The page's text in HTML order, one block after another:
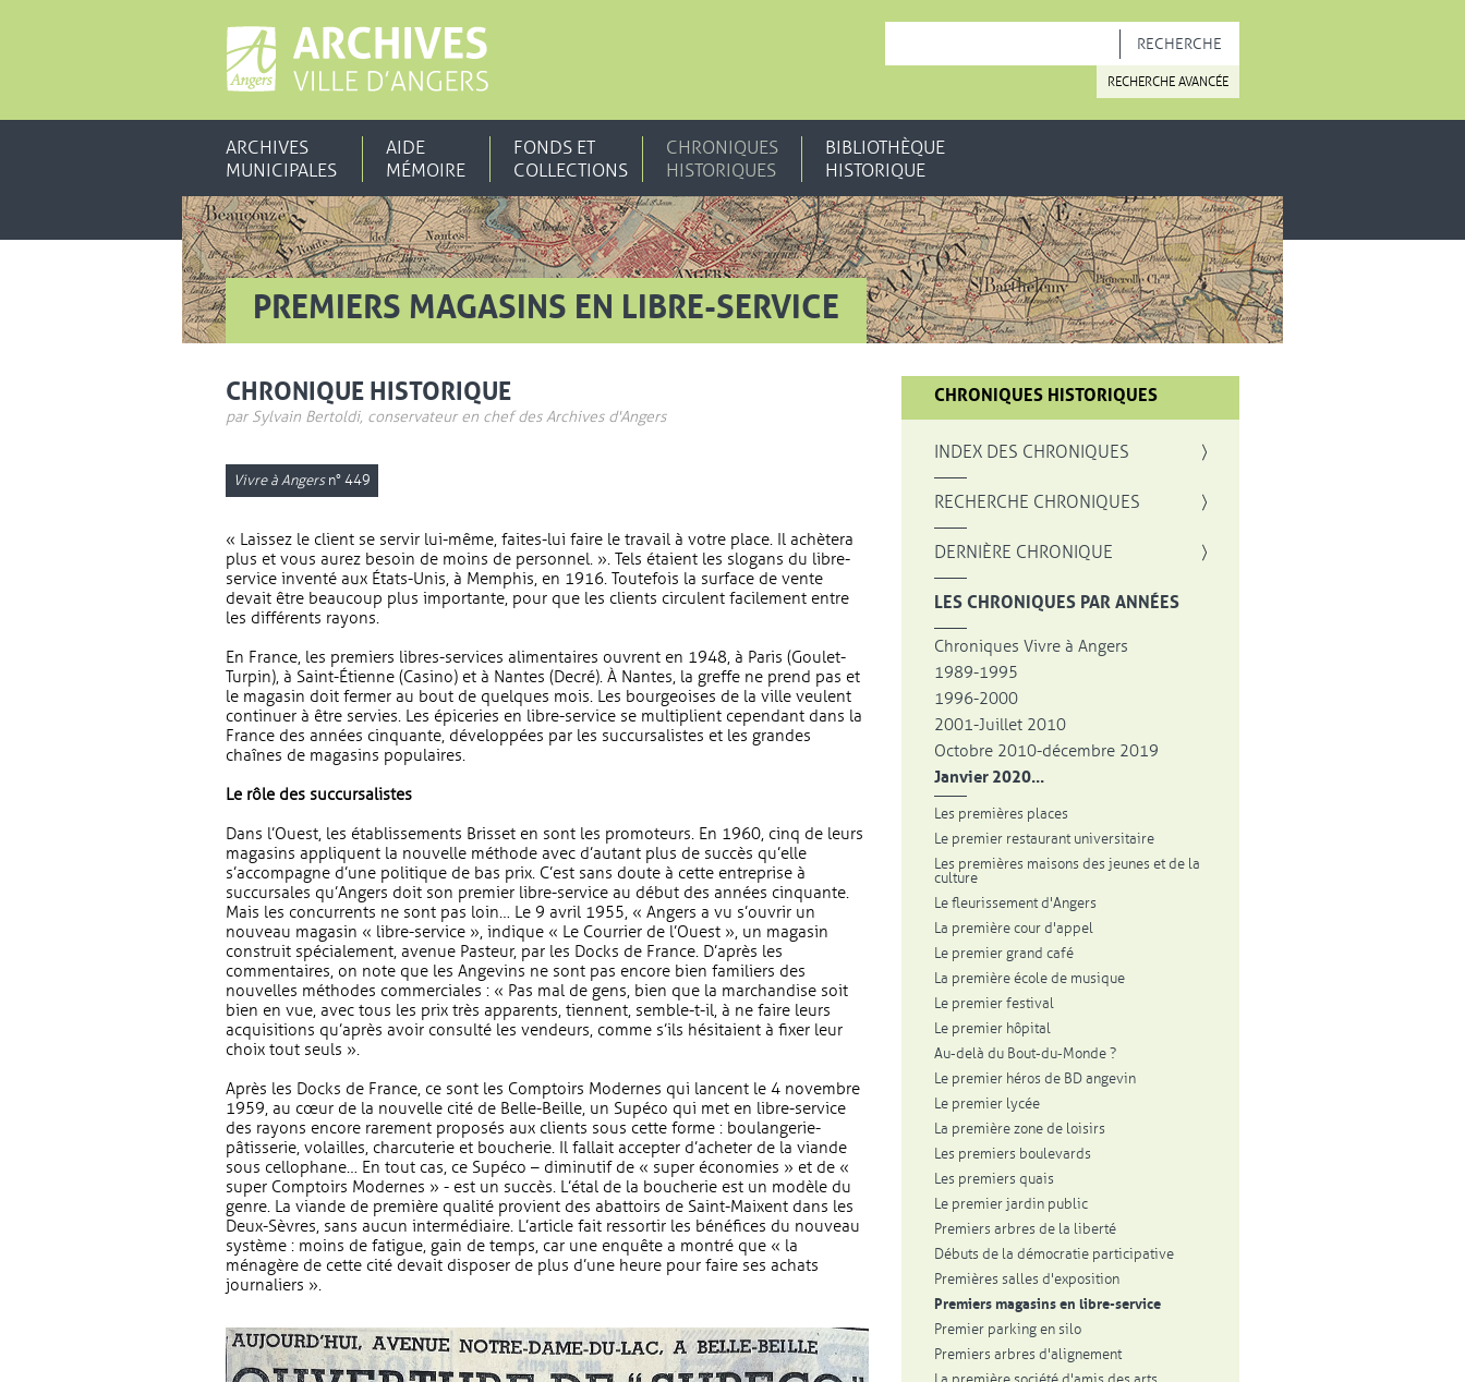
RECHERCHE AVANCÉE
ARCHIVES
MUNICIPALES
AIDE
MÉMOIRE
FONDS ET
COLLECTIONS
CHRONIQUES
HISTORIQUES
BIBLIOTHÈQUE
HISTORIQUE
PREMIERS MAGASINS EN LIBRE-SERVICE
CHRONIQUE HISTORIQUE
par Sylvain Bertoldi, conservateur en chef des Archives d'Angers
Vivre à Angersn° 449
« Laissez le client se servir lui-même, faites-lui faire le travail à votre place. Il achètera
plus et vous aurez besoin de moins de personnel. ». Tels étaient les slogans du libre-
service inventé aux États-Unis, à Memphis, en 1916. Toutefois la surface de vente
devait être beaucoup plus importante, pour que les clients circulent facilement entre
les différents rayons.
En France, les premiers libres-services alimentaires ouvrent en 1948, à Paris (Goulet-
Turpin), à Saint-Étienne (Casino) et à Nantes (Decré). À Nantes, la greffe ne prend pas et
le magasin doit fermer au bout de quelques mois. Les bourgeoises de la ville veulent
continuer à être servies. Les épiceries en libre-service se multiplient cependant dans la
France des années cinquante, développées par les succursalistes et les grandes
chaînes de magasins populaires.
Le rôle des succursalistes
Dans l’Ouest, les établissements Brisset en sont les promoteurs. En 1960, cinq de leurs
magasins appliquent la nouvelle méthode avec d’autant plus de succès qu’elle
s’accompagne d’une politique de bas prix. C’est sans doute à cette entreprise à
succursales qu’Angers doit son premier libre-service au début des années cinquante.
Mais les concurrents ne sont pas loin… Le 9 avril 1955, « Angers a vu s’ouvrir un
nouveau magasin « libre-service », indique « Le Courrier de l’Ouest », un magasin
construit spécialement, avenue Pasteur, par les Docks de France. D’après les
commentaires, on note que les Angevins ne sont pas encore bien familiers des
nouvelles méthodes commerciales : « Pas mal de gens, bien que la marchandise soit
bien en vue, avec tous les prix très apparents, tiennent, semble-t-il, à ne faire leurs
acquisitions qu’après avoir consulté les vendeurs, comme s’ils hésitaient à fixer leur
choix tout seuls ».
Après les Docks de France, ce sont les Comptoirs Modernes qui lancent le 4 novembre
1959, au cœur de la nouvelle cité de Belle-Beille, un Supéco qui met en libre-service
des rayons encore rarement proposés aux clients sous cette forme : boulangerie-
pâtisserie, volailles, charcuterie et boucherie. Il fallait accepter d’acheter de la viande
sous cellophane… En tout cas, ce Supéco – diminutif de « super économies » et de «
super Comptoirs Modernes » - est un succès. L’étal de la boucherie est un modèle du
genre. La viande de première qualité provient des abattoirs de Saint-Maixent dans les
Deux-Sèvres, sans aucun intermédiaire. L’article fait ressortir les bénéfices du nouveau
système : moins de fatigue, gain de temps, car une enquête a montré que « la
ménagère de cette cité devait disposer de plus d’une heure pour faire ses achats
journaliers ».
CHRONIQUES HISTORIQUES
INDEX DES CHRONIQUES
RECHERCHE CHRONIQUES , OUVRE UNE NOUVELLE FENÊTRE
DERNIÈRE CHRONIQUE
LES CHRONIQUES PAR ANNÉES
Chroniques Vivre à Angers
1989-1995
1996-2000
2001-Juillet 2010
Octobre 2010-décembre 2019
Janvier 2020...
Les premières places
Le premier restaurant universitaire
Les premières maisons des jeunes et de la
culture
Le fleurissement d'Angers
La première cour d'appel
Le premier grand café
La première école de musique
Le premier festival
Le premier hôpital
Au-delà du Bout-du-Monde ?
Le premier héros de BD angevin
Le premier lycée
La première zone de loisirs
Les premiers boulevards
Les premiers quais
Le premier jardin public
Premiers arbres de la liberté
Débuts de la démocratie participative
Premières salles d'exposition
Premiers magasins en libre-service
Premier parking en silo
Premiers arbres d'alignement